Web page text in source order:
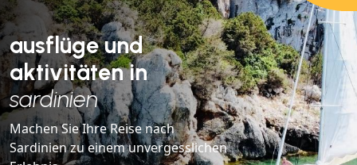
ausflüge und
aktivitäten in
sardinien
Machen Sie Ihre Reise nach
Sardinien zu einem unvergesslichen